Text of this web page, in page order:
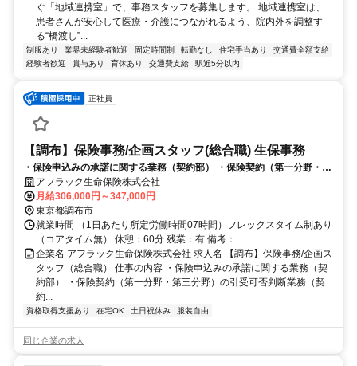
ぐ「地域連携室」で、事務スタッフを募集します。 地域連携室は、
患者さんが安心して医療・介護につながれるよう、院内外を調整す
る“橋渡し”...
制服あり 業界未経験者歓迎 固定時間制 転勤なし 住宅手当あり
交通費全額支給
経験者歓迎
賞与あり 育休あり 交通費支給 駅近5分以内
正社員
【調布】保険事務/企画スタッフ(総合職) 生保事務
・保険申込みの承諾に関する業務（契約部） ・保険契約（第一分野・第
三分野）の引受可否判断業務（契約審査部） ・保険契約の名義変更や保
障変更など契約保全業務（契約保全部）
アフラック生命保険株式会社
月給306,000円～347,000円
東京都調布市
就業時間 （1日あたり所定労働時間07時間）フレックスタイム制あり
（コアタイム無） 休憩：60分 残業：有 備考：
企業名 アフラック生命保険株式会社 求人名 【調布】保険事務/企画ス
タッフ（総合職） 仕事の内容 ・保険申込みの承諾に関する業務（契
約部） ・保険契約（第一分野・第三分野）の引受可否判断業務（契
約...
資格取得支援あり 在宅OK 土日祝休み 服装自由
同じ企業の求人